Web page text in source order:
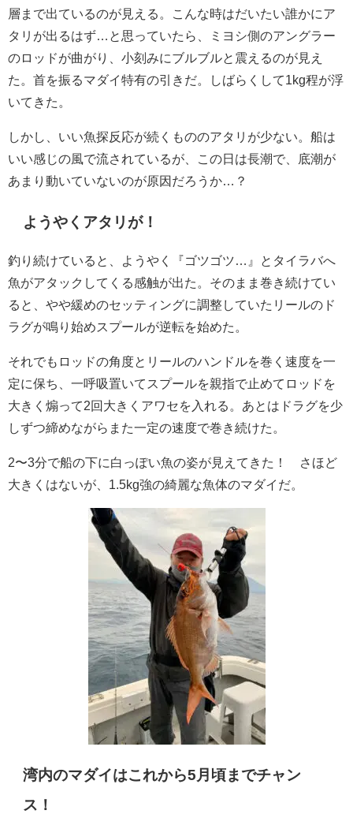
層まで出ているのが見える。こんな時はだいたい誰かにア
タリが出るはず…と思っていたら、ミヨシ側のアングラー
のロッドが曲がり、小刻みにブルブルと震えるのが見え
た。首を振るマダイ特有の引きだ。しばらくして1kg程が浮
いてきた。
しかし、いい魚探反応が続くもののアタリが少ない。船は
いい感じの風で流されているが、この日は長潮で、底潮が
あまり動いていないのが原因だろうか…？
ようやくアタリが！
釣り続けていると、ようやく『ゴツゴツ…』とタイラバへ
魚がアタックしてくる感触が出た。そのまま巻き続けてい
ると、やや緩めのセッティングに調整していたリールのド
ラグが鳴り始めスプールが逆転を始めた。
それでもロッドの角度とリールのハンドルを巻く速度を一
定に保ち、一呼吸置いてスプールを親指で止めてロッドを
大きく煽って2回大きくアワセを入れる。あとはドラグを少
しずつ締めながらまた一定の速度で巻き続けた。
2〜3分で船の下に白っぽい魚の姿が見えてきた！ さほど
大きくはないが、1.5kg強の綺麗な魚体のマダイだ。
湾内のマダイはこれから5月頃までチャン
ス！